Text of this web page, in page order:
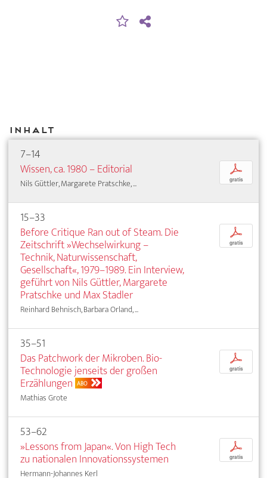
Inhalt
7–14
Wissen, ca. 1980 – Editorial
Nils Güttler, Margarete Pratschke, ...
p
gratis
15–33
Before Critique Ran out of Steam. Die
Zeitschrift »Wechselwirkung –
Technik, Naturwissenschaft,
Gesellschaft«, 1979–1989. Ein Interview,
geführt von Nils Güttler, Margarete
Pratschke und Max Stadler
Reinhard Behnisch, Barbara Orland, ...
p
gratis
35–51
Das Patchwork der Mikroben. Bio-
Technologie jenseits der großen
Erzählungen ABO
Mathias Grote
p
gratis
53–62
»Lessons from Japan«. Von High Tech
zu nationalen Innovationssystemen
Hermann-Johannes Kerl
p
gratis